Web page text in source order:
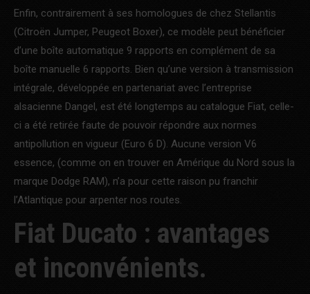
Enfin, contrairement à ses homologues de chez Stellantis
(Citroën Jumper, Peugeot Boxer), ce modèle peut bénéficier
d’une boîte automatique 9 rapports en complément de sa
boîte manuelle 6 rapports. Bien qu’une version à transmission
intégrale, développée en partenariat avec l’entreprise
alsacienne Dangel, est été longtemps au catalogue Fiat, celle-
ci a été retirée faute de pouvoir répondre aux normes
antipollution en vigueur (Euro 6 D). Aucune version V6
essence, (comme on en trouver en Amérique du Nord sous la
marque Dodge RAM), n’a pour cette raison pu franchir
l’Atlantique pour arpenter nos routes.
Fiat Ducato : avantages
et inconvénients.